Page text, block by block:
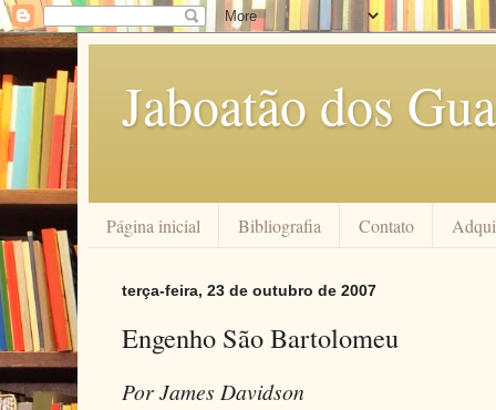
Jaboatão dos
Página inicial Bibliografia Contato
terça-feira, 23 de outubro de 2007
Engenho São Bartolomeu
Por James Davidson